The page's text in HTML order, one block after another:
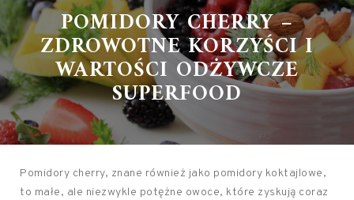
POMIDORY CHERRY –
ZDROWOTNE KORZYŚCI I
WARTOŚCI ODŻYWCZE
SUPERFOOD
Pomidory cherry, znane również jako pomidory koktajlowe,
to małe, ale niezwykle potężne owoce, które zyskują coraz